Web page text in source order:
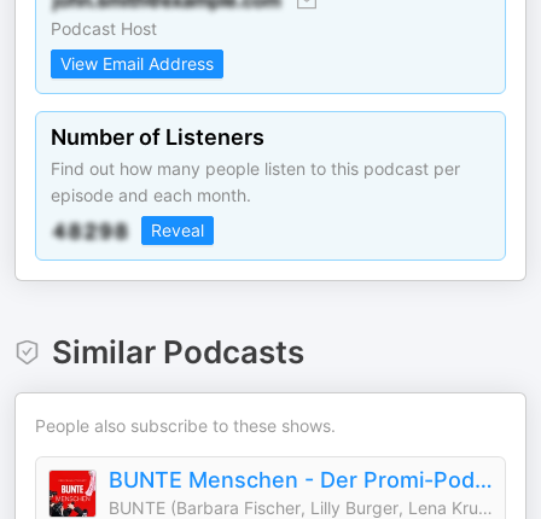
Podcast Host
View Email Address
Number of Listeners
Find out how many people listen to this podcast per
episode and each month.
Reveal
Similar Podcasts
People also subscribe to these shows.
BUNTE Menschen - Der Promi-Podcast
BUNTE (Barbara Fischer, Lilly Burger, Lena Krudewig)